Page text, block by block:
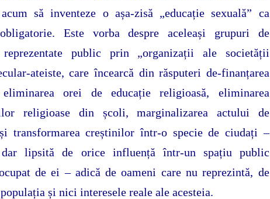
să inventeze o așa-zisă „educație sexuală” ca
Este vorba despre aceleași grupuri de
reprezentate public prin „organizații ale societății
ateiste, care încearcă din răsputeri de-finanțarea
orei de educație religioasă, eliminarea
religioase din școli, marginalizarea actului de
transformarea creștinilor într-o specie de ciudați –
dar lipsită de orice influență într-un spațiu public
de ei – adică de oameni care nu reprezintă, de
și nici interesele reale ale acesteia.